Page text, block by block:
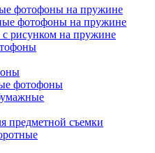
фотофоны на пружине
фотофоны на пружине
рисунком на пружине
фотофоны
предметной съемки